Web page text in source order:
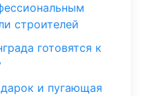
строителей
готовятся к
и пугающая